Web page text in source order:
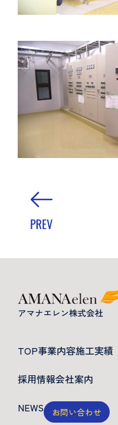
TOP事業内容施工実績
採用情報会社案内
NEWS
お問い合わせ